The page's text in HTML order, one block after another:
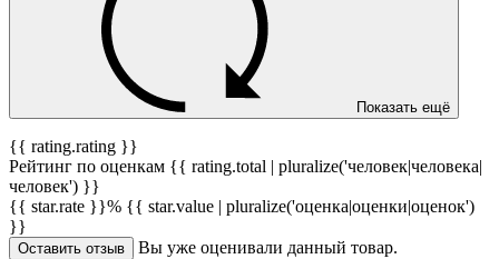
Показать ещё
{{ rating.rating }}
Рейтинг по оценкам {{ rating.total | pluralize('человек|человека|
человек') }}
{{ star.rate }}% {{ star.value | pluralize('оценка|оценки|оценок')
}}
Оставить отзыв Вы уже оценивали данный товар.